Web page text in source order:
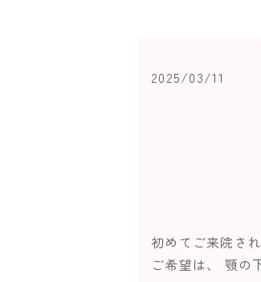
2025/03/11
初めてご来院さ
ご希望は、 顎